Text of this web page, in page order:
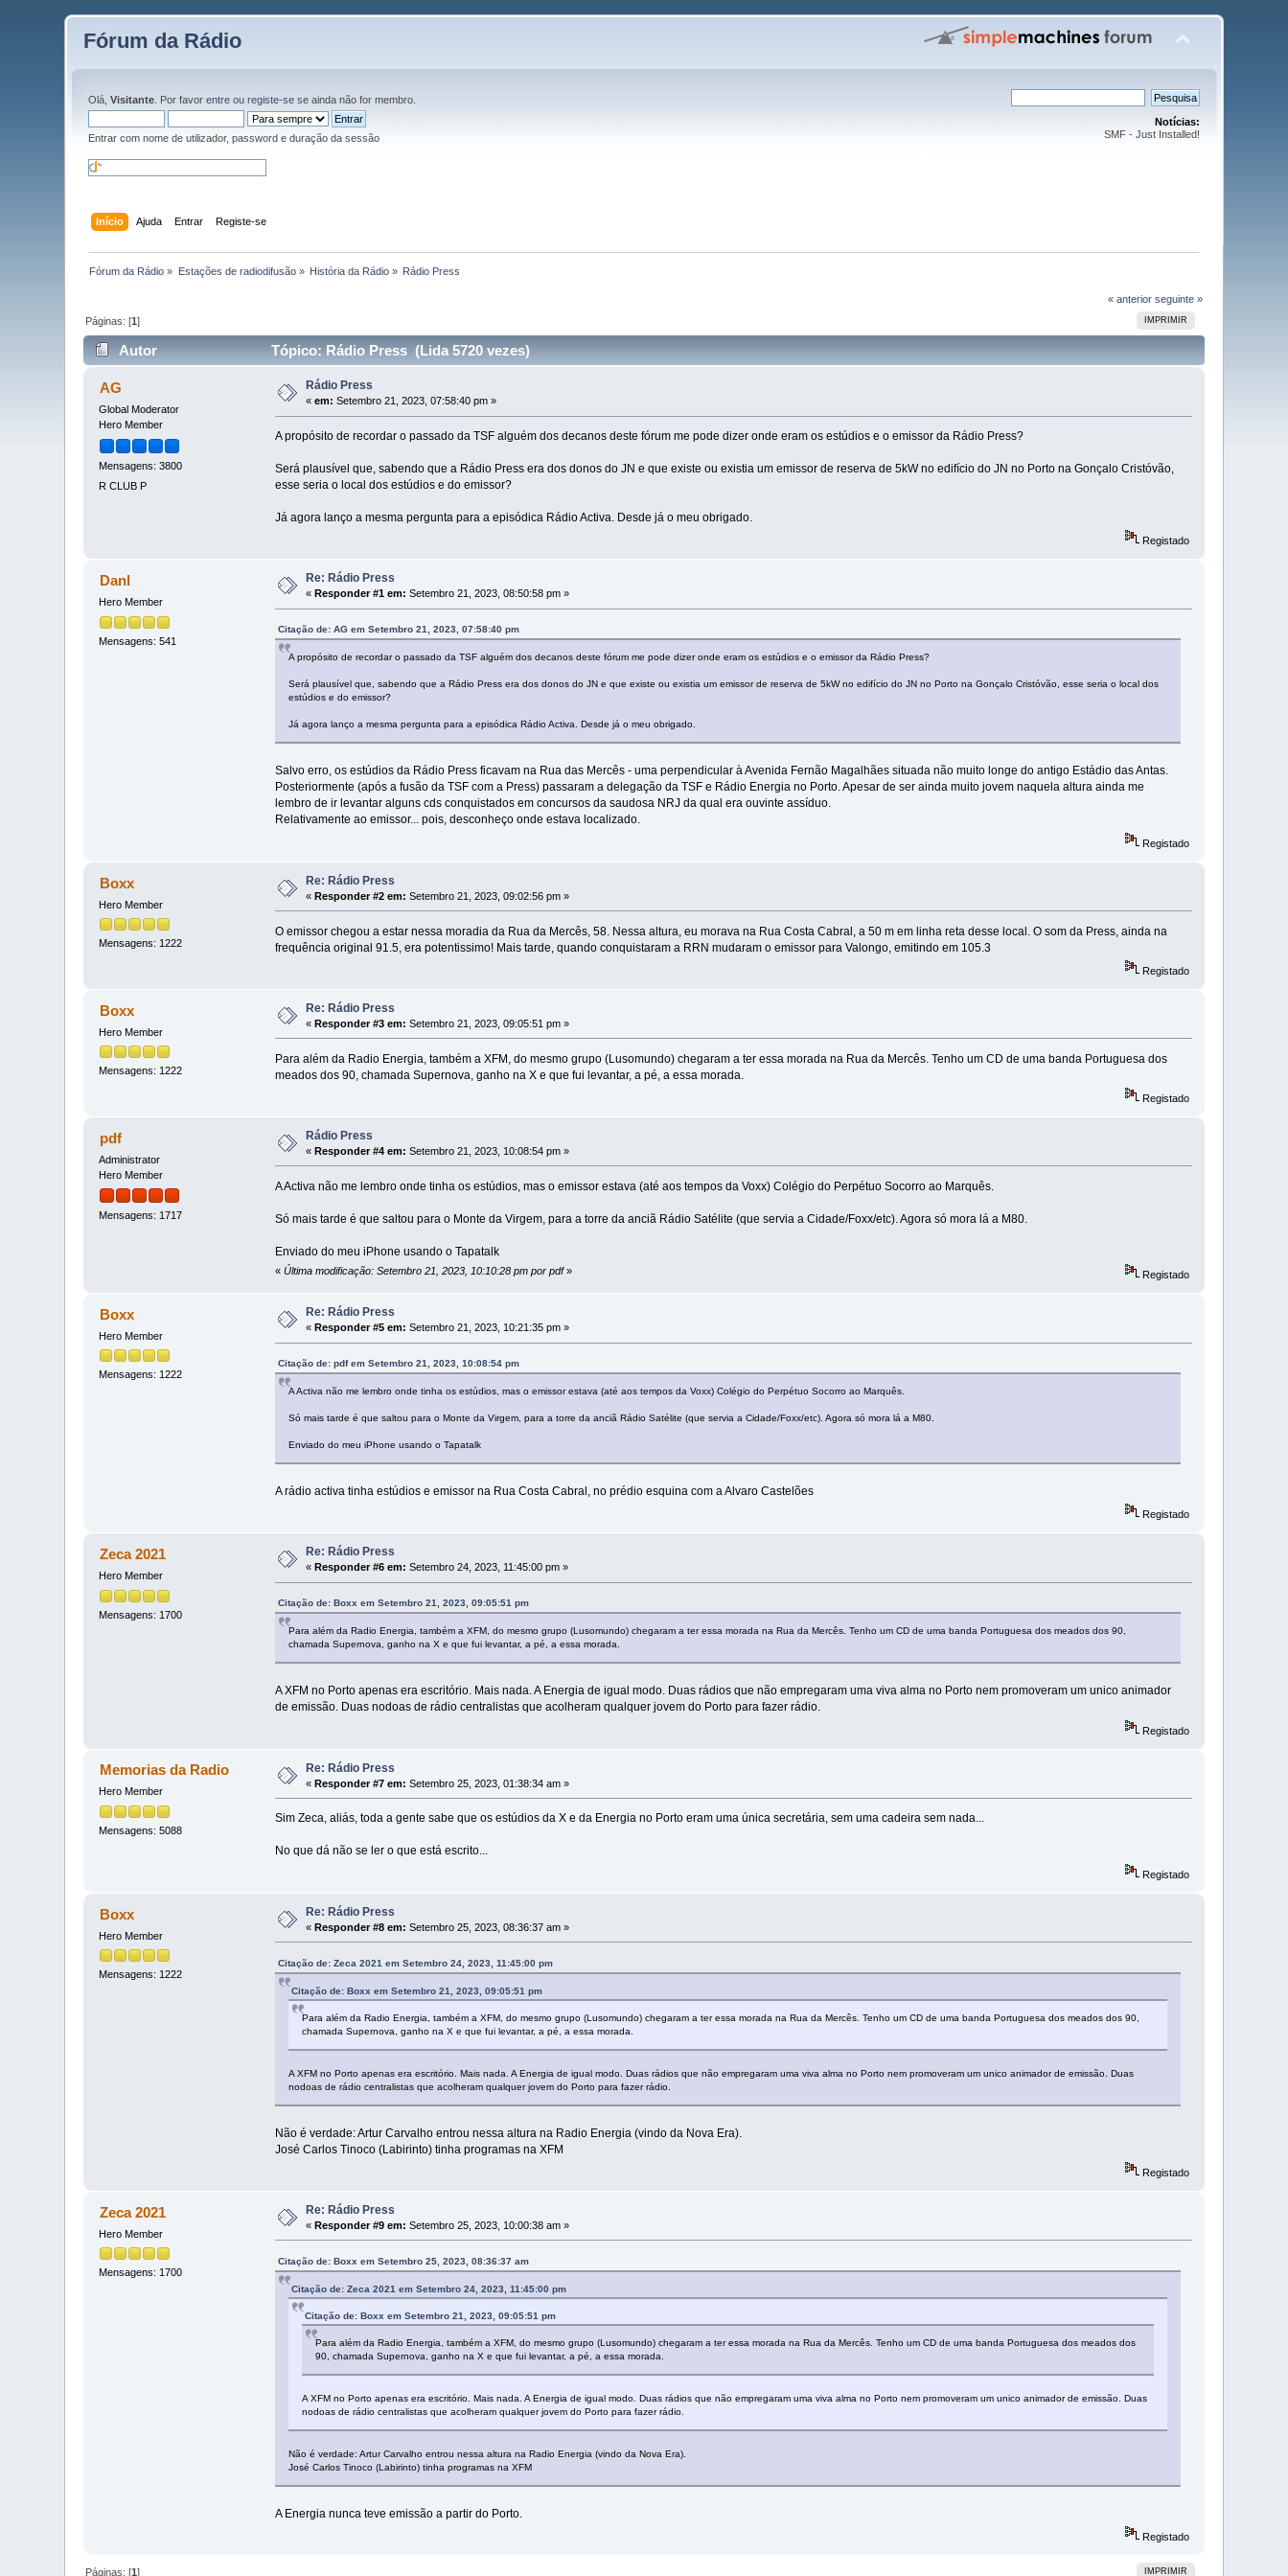
Fórum da Rádio
Olá,Visitante . Por favorentre ouregiste-se se ainda não for membro.
Entrar com nome de utilizador, password e duração da sessão
Notícias:
SMF - Just Installed!
Início Ajuda Entrar Registe-se
Fórum da Rádio » Estações de radiodifusão» História da Rádio » Rádio Press
« anterior seguinte »
IMPRIMIR
Páginas: [1]
Autor Tópico: Rádio Press (Lida 5720 vezes)
AG
Global Moderator
Hero Member
Mensagens: 3800
R CLUB P
Rádio Press
«em: Setembro 21, 2023, 07:58:40 pm »
A propósito de recordar o passado da TSF alguém dos decanos deste fórum me pode dizer onde eram os estúdios e o emissor da Rádio Press?
Será plausível que, sabendo que a Rádio Press era dos donos do JN e que existe ou existia um emissor de reserva de 5kW no edifício do JN no Porto na Gonçalo Cristóvão,
esse seria o local dos estúdios e do emissor?
Já agora lanço a mesma pergunta para a episódica Rádio Activa. Desde já o meu obrigado.
Registado
Danl
Hero Member
Mensagens: 541
Re: Rádio Press
« Responder #1 em: Setembro 21, 2023, 08:50:58 pm »
Citação de: AG em Setembro 21, 2023, 07:58:40 pm
A propósito de recordar o passado da TSF alguém dos decanos deste fórum me pode dizer onde eram os estúdios e o emissor da Rádio Press?
Será plausível que, sabendo que a Rádio Press era dos donos do JN e que existe ou existia um emissor de reserva de 5kW no edifício do JN no Porto na Gonçalo Cristóvão, esse seria o local dos
estúdios e do emissor?
Já agora lanço a mesma pergunta para a episódica Rádio Activa. Desde já o meu obrigado.
Salvo erro, os estúdios da Rádio Press ficavam na Rua das Mercês - uma perpendicular à Avenida Fernão Magalhães situada não muito longe do antigo Estádio das Antas.
Posteriormente (após a fusão da TSF com a Press) passaram a delegação da TSF e Rádio Energia no Porto. Apesar de ser ainda muito jovem naquela altura ainda me
lembro de ir levantar alguns cds conquistados em concursos da saudosa NRJ da qual era ouvinte assíduo.
Relativamente ao emissor... pois, desconheço onde estava localizado.
Registado
Boxx
Hero Member
Mensagens: 1222
Re: Rádio Press
«Responder #2 em: Setembro 21, 2023, 09:02:56 pm »
O emissor chegou a estar nessa moradia da Rua da Mercês, 58. Nessa altura, eu morava na Rua Costa Cabral, a 50 m em linha reta desse local. O som da Press, ainda na
frequência original 91.5, era potentissimo! Mais tarde, quando conquistaram a RRN mudaram o emissor para Valongo, emitindo em 105.3
Registado
Boxx
Hero Member
Mensagens: 1222
Re: Rádio Press
«Responder #3 em: Setembro 21, 2023, 09:05:51 pm »
Para além da Radio Energia, também a XFM, do mesmo grupo (Lusomundo) chegaram a ter essa morada na Rua da Mercês. Tenho um CD de uma banda Portuguesa dos
meados dos 90, chamada Supernova, ganho na X e que fui levantar, a pé, a essa morada.
Registado
pdf
Administrator
Hero Member
Mensagens: 1717
Rádio Press
«Responder #4 em: Setembro 21, 2023, 10:08:54 pm »
A Activa não me lembro onde tinha os estúdios, mas o emissor estava (até aos tempos da Voxx) Colégio do Perpétuo Socorro ao Marquês.
Só mais tarde é que saltou para o Monte da Virgem, para a torre da anciã Rádio Satélite (que servia a Cidade/Foxx/etc). Agora só mora lá a M80.
Enviado do meu iPhone usando o Tapatalk
« Última modificação: Setembro 21, 2023, 10:10:28 pm por pdf» Registado
Boxx
Hero Member
Mensagens: 1222
Re: Rádio Press
«Responder #5 em: Setembro 21, 2023, 10:21:35 pm »
Citação de: pdf em Setembro 21, 2023, 10:08:54 pm
A Activa não me lembro onde tinha os estúdios, mas o emissor estava (até aos tempos da Voxx) Colégio do Perpétuo Socorro ao Marquês.
Só mais tarde é que saltou para o Monte da Virgem, para a torre da anciã Rádio Satélite (que servia a Cidade/Foxx/etc). Agora só mora lá a M80.
Enviado do meu iPhone usando o Tapatalk
A rádio activa tinha estúdios e emissor na Rua Costa Cabral, no prédio esquina com a Alvaro Castelões
Registado
Zeca 2021
Hero Member
Mensagens: 1700
Re: Rádio Press
« Responder #6 em: Setembro 24, 2023, 11:45:00 pm »
Citação de: Boxx em Setembro 21, 2023, 09:05:51 pm
Para além da Radio Energia, também a XFM, do mesmo grupo (Lusomundo) chegaram a ter essa morada na Rua da Mercês. Tenho um CD de uma banda Portuguesa dos meados dos 90,
chamada Supernova, ganho na X e que fui levantar, a pé, a essa morada.
A XFM no Porto apenas era escritório. Mais nada. A Energia de igual modo. Duas rádios que não empregaram uma viva alma no Porto nem promoveram um unico animador
de emissão. Duas nodoas de rádio centralistas que acolheram qualquer jovem do Porto para fazer rádio.
Registado
Memorias da Radio
Hero Member
Mensagens: 5088
Re: Rádio Press
«Responder #7 em: Setembro 25, 2023, 01:38:34 am »
Sim Zeca, aliás, toda a gente sabe que os estúdios da X e da Energia no Porto eram uma única secretária, sem uma cadeira sem nada...
No que dá não se ler o que está escrito...
Registado
Boxx
Hero Member
Mensagens: 1222
Re: Rádio Press
«Responder #8 em: Setembro 25, 2023, 08:36:37 am »
Citação de: Zeca 2021 em Setembro 24, 2023, 11:45:00 pm
Citação de: Boxx em Setembro 21, 2023, 09:05:51 pm
Para além da Radio Energia, também a XFM, do mesmo grupo (Lusomundo) chegaram a ter essa morada na Rua da Mercês. Tenho um CD de uma banda Portuguesa dos meados dos 90,
chamada Supernova, ganho na X e que fui levantar, a pé, a essa morada.
A XFM no Porto apenas era escritório. Mais nada. A Energia de igual modo. Duas rádios que não empregaram uma viva alma no Porto nem promoveram um unico animador de emissão. Duas
nodoas de rádio centralistas que acolheram qualquer jovem do Porto para fazer rádio.
Não é verdade: Artur Carvalho entrou nessa altura na Radio Energia (vindo da Nova Era).
José Carlos Tinoco (Labirinto) tinha programas na XFM
Registado
Zeca 2021
Hero Member
Mensagens: 1700
Re: Rádio Press
«Responder #9 em: Setembro 25, 2023, 10:00:38 am »
Citação de: Boxx em Setembro 25, 2023, 08:36:37 am
Citação de: Zeca 2021 em Setembro 24, 2023, 11:45:00 pm
Citação de: Boxx em Setembro 21, 2023, 09:05:51 pm
Para além da Radio Energia, também a XFM, do mesmo grupo (Lusomundo) chegaram a ter essa morada na Rua da Mercês. Tenho um CD de uma banda Portuguesa dos meados dos
90, chamada Supernova, ganho na X e que fui levantar, a pé, a essa morada.
A XFM no Porto apenas era escritório. Mais nada. A Energia de igual modo. Duas rádios que não empregaram uma viva alma no Porto nem promoveram um unico animador de emissão. Duas
nodoas de rádio centralistas que acolheram qualquer jovem do Porto para fazer rádio.
Não é verdade: Artur Carvalho entrou nessa altura na Radio Energia (vindo da Nova Era).
José Carlos Tinoco (Labirinto) tinha programas na XFM
A Energia nunca teve emissão a partir do Porto.
Registado
IMPRIMIR
Páginas: [1]